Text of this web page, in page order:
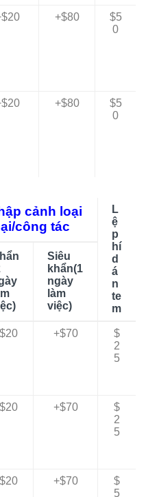
+$80
$5
0
+$80
$5
0
cảnh loại
công tác
L
ệ
p
hí
d
á
n
te
m
Siêu
khẩn(1
ngày
làm
việc)
+$70
$
2
5
+$70
$
2
5
+$70
$
5